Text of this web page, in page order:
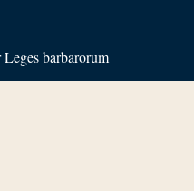
barbarorum